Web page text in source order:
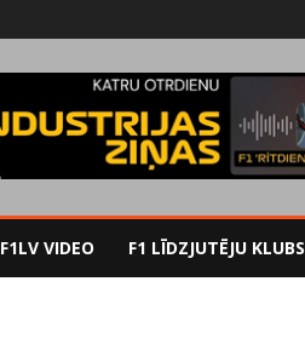
F1LV VIDEO F1 LĪDZJUTĒJU KLUBS